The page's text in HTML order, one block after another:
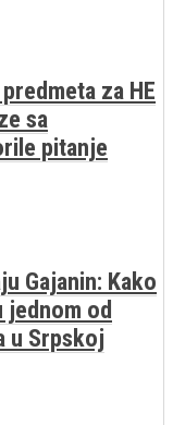
za HE
sa
pitanje
Gajanin: Kako
jednom od
u Srpskoj